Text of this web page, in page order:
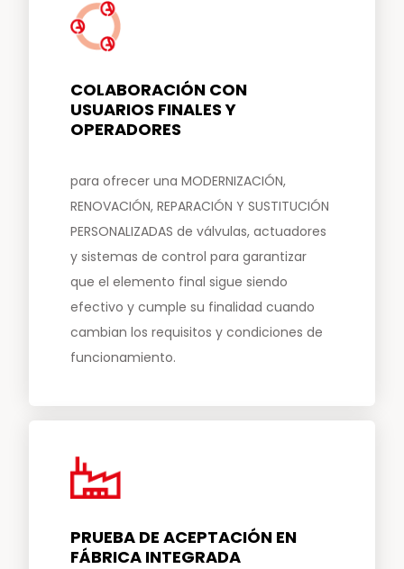
COLABORACIÓN CON
USUARIOS FINALES Y
OPERADORES
para ofrecer una MODERNIZACIÓN,
RENOVACIÓN, REPARACIÓN Y SUSTITUCIÓN
PERSONALIZADAS de válvulas, actuadores
y sistemas de control para garantizar
que el elemento final sigue siendo
efectivo y cumple su finalidad cuando
cambian los requisitos y condiciones de
funcionamiento.
PRUEBA DE ACEPTACIÓN EN
FÁBRICA INTEGRADA